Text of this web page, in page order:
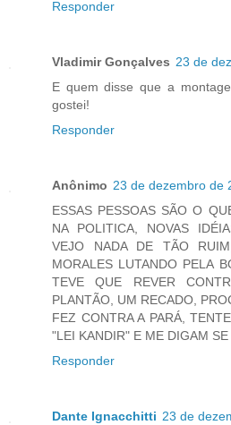
Responder
Vladimir Gonçalves 23 de
E quem disse que a
gostei!
Responder
Anônimo 23 de dezembro de
ESSAS PESSOAS SÃO O
NA POLITICA, NOVAS
VEJO NADA DE TÃO
MORALES LUTANDO PELA
TEVE QUE REVER
PLANTÃO, UM RECADO,
FEZ CONTRA A PARÁ,
"LEI KANDIR" E ME DIGAM
Responder
Dante Ignacchitti 23 de